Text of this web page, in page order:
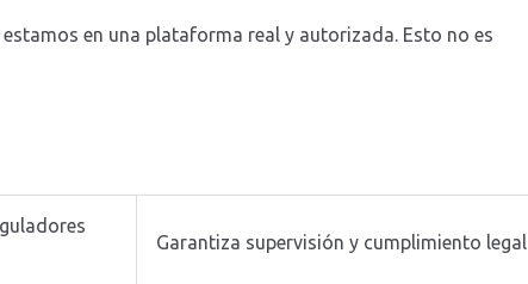
en una plataforma real y autorizada. Esto no es
Garantiza supervisión y cumplimiento legal